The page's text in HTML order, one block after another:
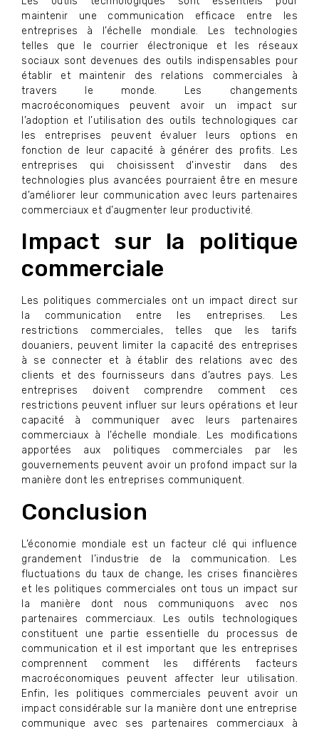
maintenir une communication efficace entre les
entreprises à l’échelle mondiale. Les technologies
telles que le courrier électronique et les réseaux
sociaux sont devenues des outils indispensables pour
établir et maintenir des relations commerciales à
travers le monde. Les changements
macroéconomiques peuvent avoir un impact sur
l’adoption et l’utilisation des outils technologiques car
les entreprises peuvent évaluer leurs options en
fonction de leur capacité à générer des profits. Les
entreprises qui choisissent d’investir dans des
technologies plus avancées pourraient être en mesure
d’améliorer leur communication avec leurs partenaires
commerciaux et d’augmenter leur productivité.
Impact sur la politique
commerciale
Les politiques commerciales ont un impact direct sur
la communication entre les entreprises. Les
restrictions commerciales, telles que les tarifs
douaniers, peuvent limiter la capacité des entreprises
à se connecter et à établir des relations avec des
clients et des fournisseurs dans d’autres pays. Les
entreprises doivent comprendre comment ces
restrictions peuvent influer sur leurs opérations et leur
capacité à communiquer avec leurs partenaires
commerciaux à l’échelle mondiale. Les modifications
apportées aux politiques commerciales par les
gouvernements peuvent avoir un profond impact sur la
manière dont les entreprises communiquent.
Conclusion
L’économie mondiale est un facteur clé qui influence
grandement l’industrie de la communication. Les
fluctuations du taux de change, les crises financières
et les politiques commerciales ont tous un impact sur
la manière dont nous communiquons avec nos
partenaires commerciaux. Les outils technologiques
constituent une partie essentielle du processus de
communication et il est important que les entreprises
comprennent comment les différents facteurs
macroéconomiques peuvent affecter leur utilisation.
Enfin, les politiques commerciales peuvent avoir un
impact considérable sur la manière dont une entreprise
communique avec ses partenaires commerciaux à